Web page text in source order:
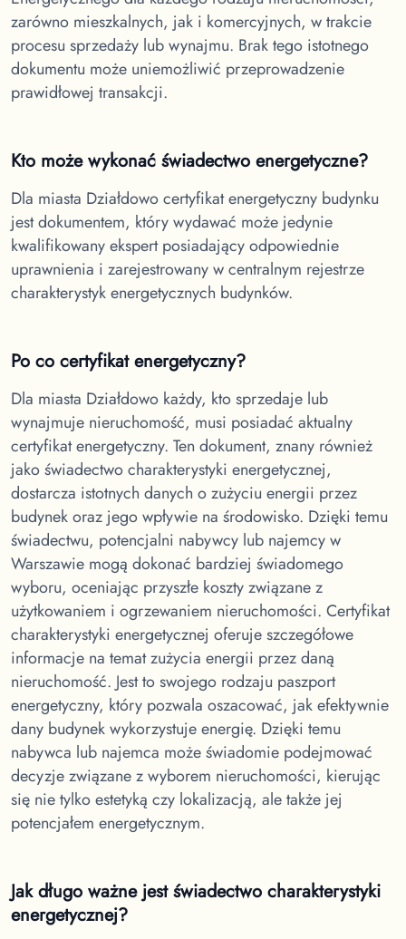
zarówno mieszkalnych, jak i komercyjnych, w trakcie
procesu sprzedaży lub wynajmu. Brak tego istotnego
dokumentu może uniemożliwić przeprowadzenie
prawidłowej transakcji.
Kto może wykonać świadectwo energetyczne?
Dla miasta Działdowocertyfikat energetyczny budynku
jest dokumentem, który wydawać może jedynie
kwalifikowany ekspert posiadający odpowiednie
uprawnienia i zarejestrowany w centralnym rejestrze
charakterystyk energetycznych budynków.
Po co certyfikat energetyczny?
Dla miasta Działdowo każdy, kto sprzedaje lub
wynajmuje nieruchomość, musi posiadać aktualny
certyfikat energetyczny. Ten dokument, znany również
jako świadectwo charakterystyki energetycznej,
dostarcza istotnych danych o zużyciu energii przez
budynek oraz jego wpływie na środowisko. Dzięki temu
świadectwu, potencjalni nabywcy lub najemcy w
Warszawie mogą dokonać bardziej świadomego
wyboru, oceniając przyszłe koszty związane z
użytkowaniem i ogrzewaniem nieruchomości. Certyfikat
charakterystyki energetycznej oferuje szczegółowe
informacje na temat zużycia energii przez daną
nieruchomość. Jest to swojego rodzaju paszport
energetyczny, który pozwala oszacować, jak efektywnie
dany budynek wykorzystuje energię. Dzięki temu
nabywca lub najemca może świadomie podejmować
decyzje związane z wyborem nieruchomości, kierując
się nie tylko estetyką czy lokalizacją, ale także jej
potencjałem energetycznym.
Jak długo ważne jest świadectwo charakterystyki
energetycznej?